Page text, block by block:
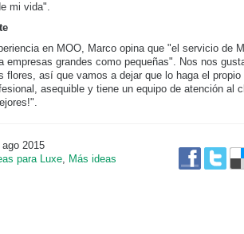
mi vida".
en MOO, Marco opina que "el servicio de
empresas grandes como pequeñas". Nos nos
flores, así que vamos a dejar que lo haga el propio
asequible y tiene un equipo de atención al
ago 2015
para Luxe, Más ideas